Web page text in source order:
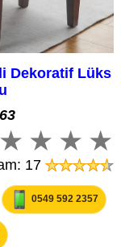
Dekoratif Lüks
17
0549 592 2357